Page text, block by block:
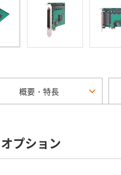
概要・特長
プション